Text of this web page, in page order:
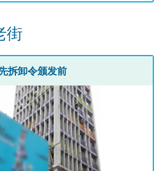
街
拆卸令颁发前